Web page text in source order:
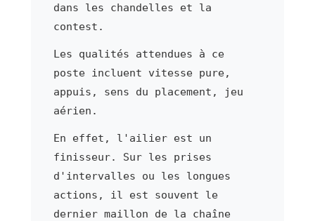
dans les chandelles et la
contest.
Les qualités attendues à ce
poste incluent vitesse pure,
appuis, sens du placement, jeu
aérien.
En effet, l'ailier est un
finisseur. Sur les prises
d'intervalles ou les longues
actions, il est souvent le
dernier maillon de la chaîne